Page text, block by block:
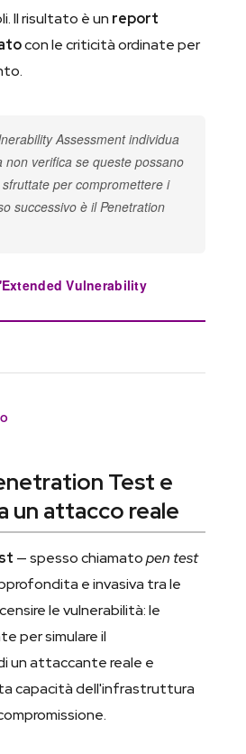
Il risultato è un report
con le criticità ordinate per
Assessment individua
non verifica se queste possano
per compromettere i
successivo è il Penetration
Vulnerability
Test e
un attacco reale
— spesso chiamatopen test
e invasiva tra le
le vulnerabilità: le
per simulare il
un attaccante reale e
capacità dell'infrastruttura